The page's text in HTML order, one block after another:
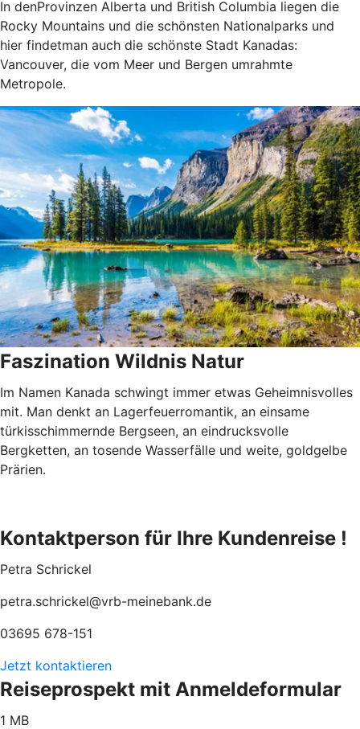
In denProvinzen Alberta und British Columbia liegen die
Rocky Mountains und die schönsten Nationalparks und
hier findetman auch die schönste Stadt Kanadas:
Vancouver, die vom Meer und Bergen umrahmte
Metropole.
Faszination Wildnis Natur
Im Namen Kanada schwingt immer etwas Geheimnisvolles
mit. Man denkt an Lagerfeuerromantik, an einsame
türkisschimmernde Bergseen, an eindrucksvolle
Bergketten, an tosende Wasserfälle und weite, goldgelbe
Prärien.
Kontaktperson für Ihre Kundenreise !
Petra Schrickel
petra.schrickel@vrb-meinebank.de
03695 678-151
Jetzt kontaktieren
Reiseprospekt mit Anmeldeformular
1 MB